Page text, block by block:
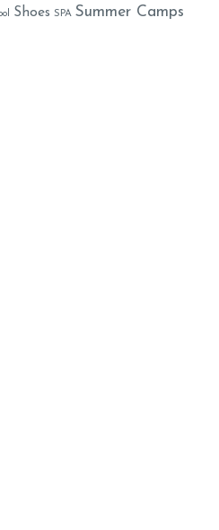
Shoes SPA Summer Camps